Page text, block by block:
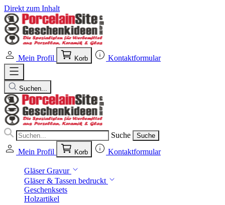
Direkt zum Inhalt
Mein Profil Korb Kontaktformular
Suchen...
Suche Suche
Mein Profil Korb Kontaktformular
Gläser Gravur
Gläser & Tassen bedruckt
Geschenksets
Holzartikel